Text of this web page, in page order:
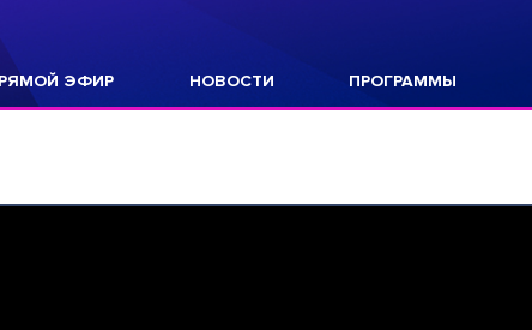
ЭФИР НОВОСТИ ПРОГРАММЫ